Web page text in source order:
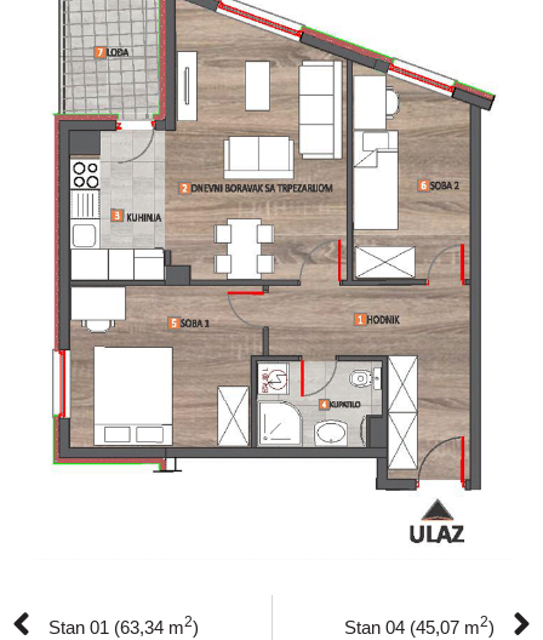
Stan 01 (63,34 m2) Stan 04 (45,07 m2)